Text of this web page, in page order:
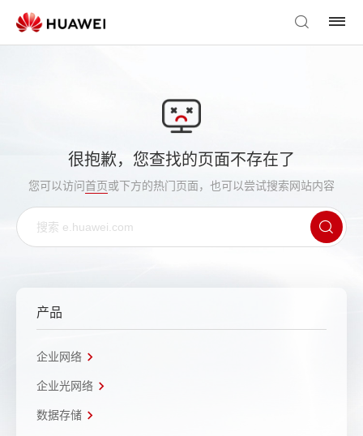
很抱歉，您查找的页面不存在了
您可以访问首页或下方的热门页面，也可以尝试搜索网站内容
产品
企业网络
企业光网络
数据存储